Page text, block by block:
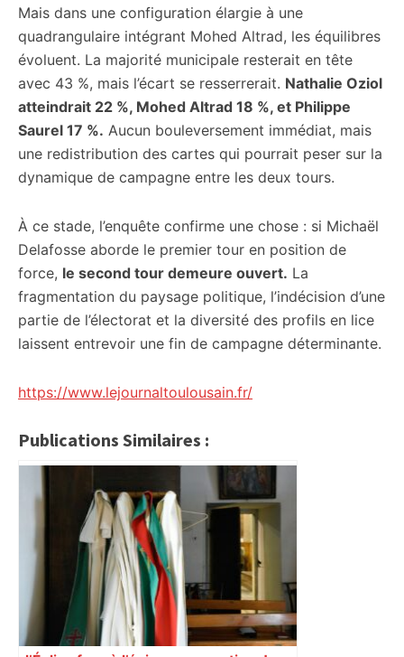
Mais dans une configuration élargie à une
quadrangulaire intégrant Mohed Altrad, les équilibres
évoluent. La majorité municipale resterait en tête
avec 43 %, mais l’écart se resserrerait. Nathalie Oziol
atteindrait 22 %, Mohed Altrad 18 %, et Philippe
Saurel 17 %. Aucun bouleversement immédiat, mais
une redistribution des cartes qui pourrait peser sur la
dynamique de campagne entre les deux tours.
À ce stade, l’enquête confirme une chose : si Michaël
Delafosse aborde le premier tour en position de
force, le second tour demeure ouvert. La
fragmentation du paysage politique, l’indécision d’une
partie de l’électorat et la diversité des profils en lice
laissent entrevoir une fin de campagne déterminante.
https://www.lejournaltoulousain.fr/
Publications Similaires :